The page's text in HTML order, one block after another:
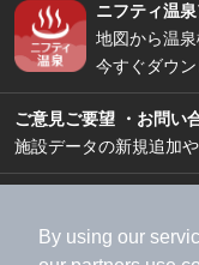
By using our
ニフティ温泉
地図から温
今すぐダウン
ご意見ご要望 ・お問い
施設データの新規追加
加盟店募集